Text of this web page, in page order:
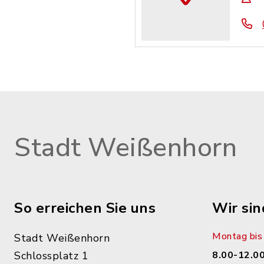
Stadt Weißenhorn
So erreichen Sie uns
Stadt Weißenhorn
Schlossplatz 1
Wir
Montag
8.00-